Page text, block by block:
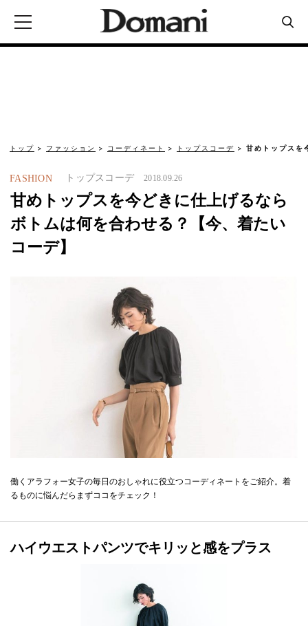
トップ ファッション コーディネート トップスコーデ 甘めトップスを
FASHION トップスコーデ 2018.09.26
甘めトップスを今どきに仕上げるなら
ボトムは何を合わせる？【今、着たい
コーデ】
働くアラフォー女子の毎日のおしゃれに役立つコーディネートをご紹介。着
るものに悩んだらまずココをチェック！
ハイウエストパンツでキリッと感をプラス